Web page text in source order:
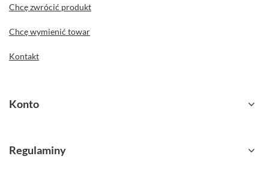
Chcę zwrócić produkt
Chcę wymienić towar
Kontakt
Konto
Regulaminy